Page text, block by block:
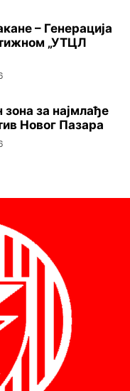
– Генерација
„УТЦЛ
за најмлађе
Новог Пазара